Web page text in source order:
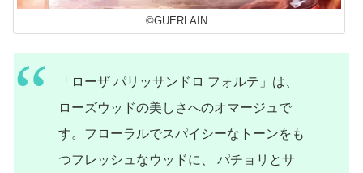
©GUERLAIN
「ローザ パリッサンドロ フォルテ」は、
ローズウッドの美しさへのオマージュで
す。フローラルでスパイシーなトーンをも
つフレッシュなウッドに、 パチョリとサ